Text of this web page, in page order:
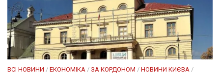
ВСІ НОВИНИ / ЕКОНОМІКА / ЗА КОРДОНОМ / НОВИНИ КИЄВА /